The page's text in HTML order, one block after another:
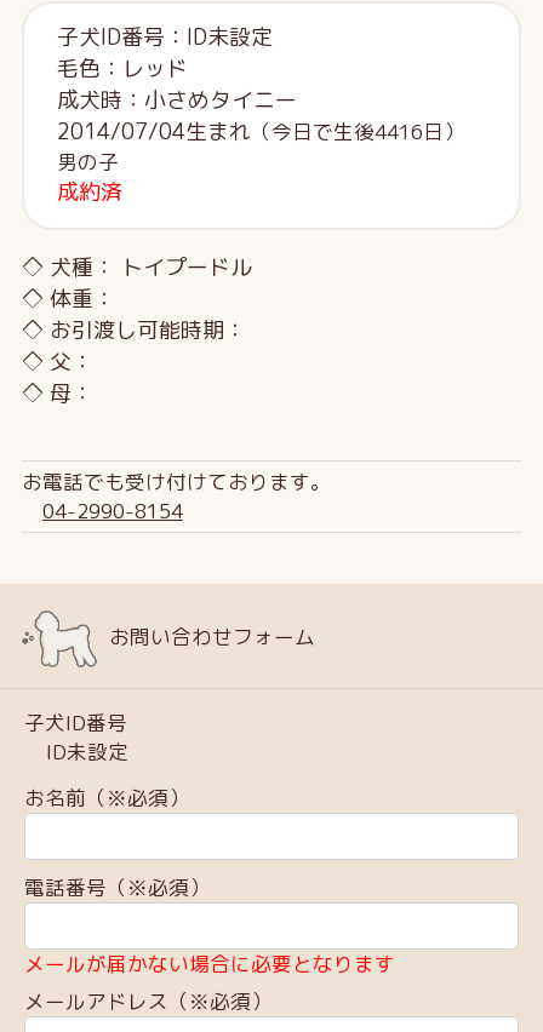
子犬ID番号：ID未設定
毛色：レッド
成犬時：小さめタイニー
2014/07/04生まれ （今日で生後4416日）
男の子
成約済
◇ 犬種： トイプードル
◇ 体重：
◇ お引渡し可能時期：
◇ 父：
◇ 母：
お電話でも受け付けております。
04-2990-8154
お問い合わせフォーム
子犬ID番号
ID未設定
お名前（※必須）
電話番号（※必須）
メールが届かない場合に必要となります
メールアドレス（※必須）